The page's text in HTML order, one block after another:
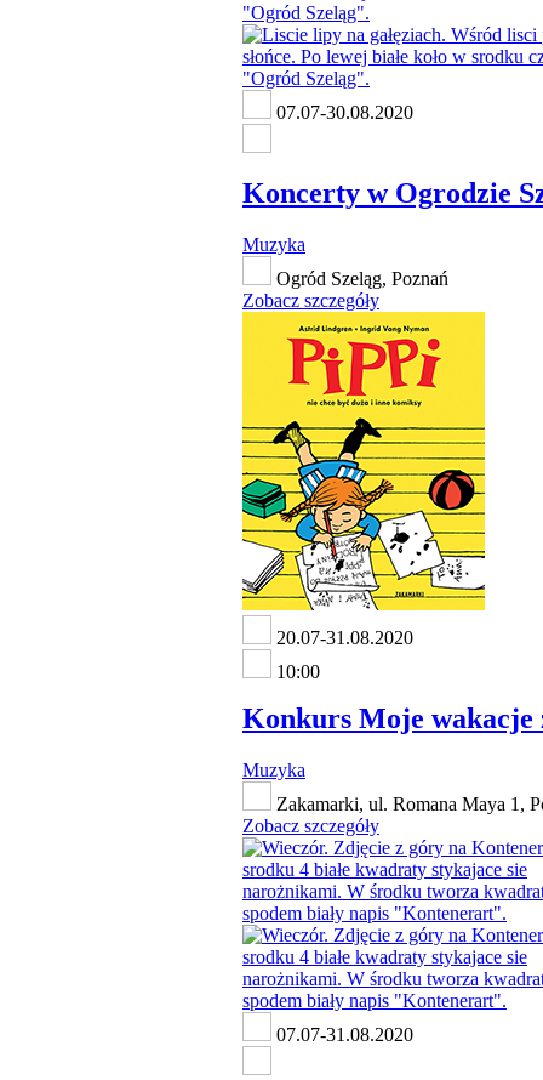
07.07-30.08.2020
Koncerty w Ogrodzie
Muzyka
Ogród Szeląg, Poznań
Zobacz szczegóły
20.07-31.08.2020
10:00
Konkurs Moje wakacje
Muzyka
Zakamarki, ul. Romana Maya 1,
Zobacz szczegóły
07.07-31.08.2020